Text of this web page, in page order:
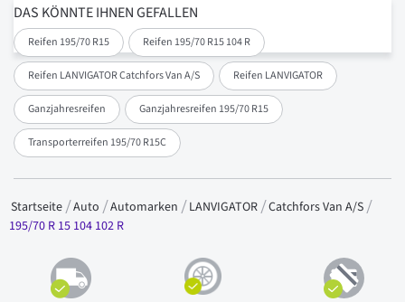
DAS KÖNNTE IHNEN GEFALLEN
Reifen 195/70 R15 Reifen 195/70 R15 104 R
Reifen LANVIGATOR Catchfors Van A/S Reifen LANVIGATOR
Ganzjahresreifen Ganzjahresreifen 195/70 R15
Transporterreifen 195/70 R15C
Startseite Auto Automarken LANVIGATOR Catchfors Van A/S
195/70 R 15 104 102 R